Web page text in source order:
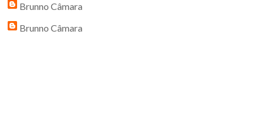
Brunno Câmara
Brunno Câmara